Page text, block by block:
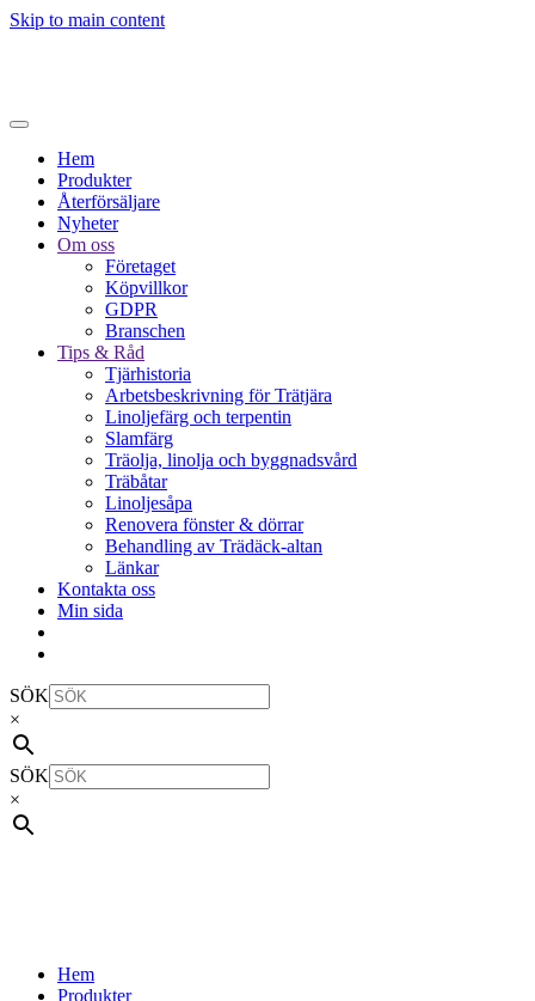
Skip to main content
Hem
Produkter
Återförsäljare
Nyheter
Om oss
Företaget
Köpvillkor
GDPR
Branschen
Tips & Råd
Tjärhistoria
Arbetsbeskrivning för Trätjära
Linoljefärg och terpentin
Slamfärg
Träolja, linolja och byggnadsvård
Träbåtar
Linoljesåpa
Renovera fönster & dörrar
Behandling av Trädäck-altan
Länkar
Kontakta oss
Min sida
SÖK
×
SÖK
×
Hem
Produkter